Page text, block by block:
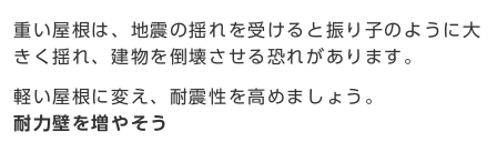
重い屋根は、地震の揺れを受けると振り子のように大
きく揺れ、建物を倒壊させる恐れがあります。
軽い屋根に変え、耐震性を高めましょう。
耐力壁を増やそう